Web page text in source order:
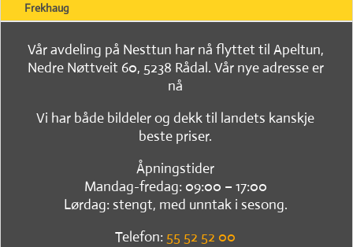
Frekhaug
Vår avdeling på Nesttun har nå flyttet til Apeltun,
Nedre Nøttveit 60, 5238 Rådal. Vår nye adresse er
nå
Vi har både bildeler og dekk til landets kanskje
beste priser.
Åpningstider
Mandag-fredag: 09:00 – 17:00
Lørdag: stengt, med unntak i sesong.
Telefon: 55 52 52 00